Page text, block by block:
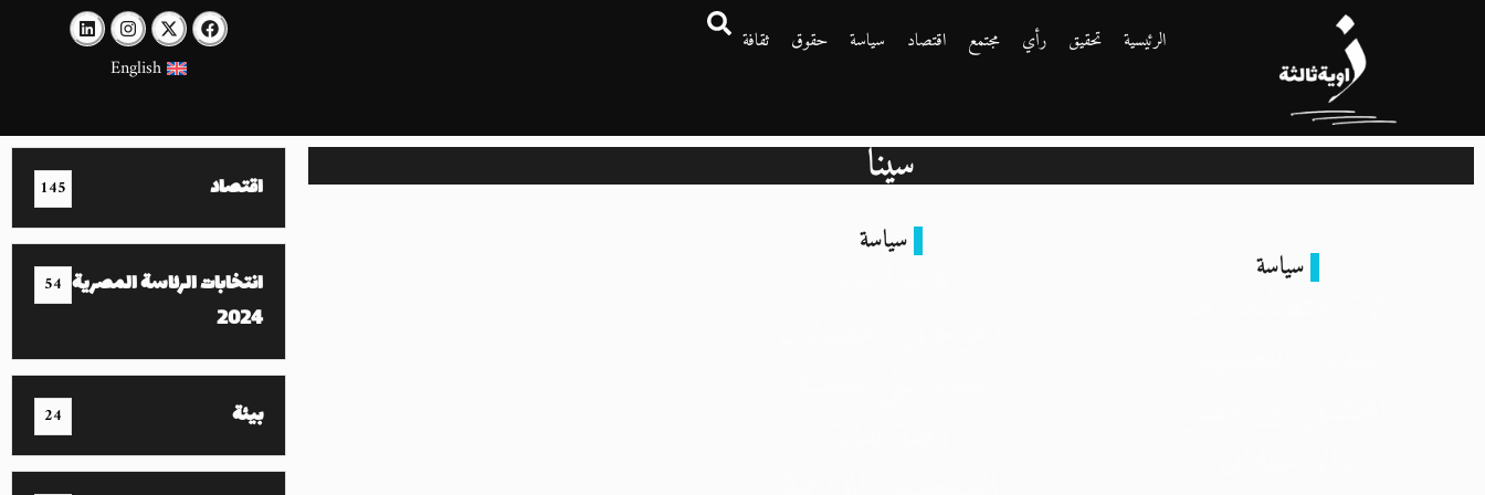
الرئيسية تحقيق رأي مجتمع اقتصاد سياسة حقوق
ثقافة
English
سينا
سياسة
سياسة
اقتصاد 145
انتخابات الرئاسة المصرية
2024
54
بيئة 24